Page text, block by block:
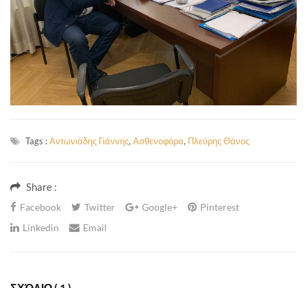
Tags :Αντωνιάδης Γιάννης, Ασθενοφόρα, Πλεύρης Θάνος
Share :
Facebook Twitter Google+
Pinterest
Linkedin
Email